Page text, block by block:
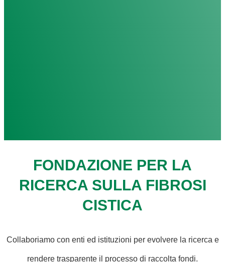
FONDAZIONE PER LA
RICERCA SULLA FIBROSI
CISTICA
Collaboriamo con enti ed istituzioni per evolvere la ricerca e
rendere trasparente il processo di raccolta fondi.